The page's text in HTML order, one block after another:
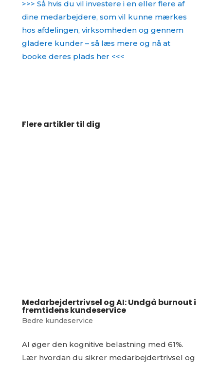
>>> Så hvis du vil investere i en eller flere af
dine medarbejdere, som vil kunne mærkes
hos afdelingen, virksomheden og gennem
gladere kunder – så læs mere og nå at
booke deres plads her <<<
Flere artikler til dig
Medarbejdertrivsel og AI: Undgå burnout i
fremtidens kundeservice
Bedre kundeservice
AI øger den kognitive belastning med 61%.
Lær hvordan du sikrer medarbejdertrivsel og